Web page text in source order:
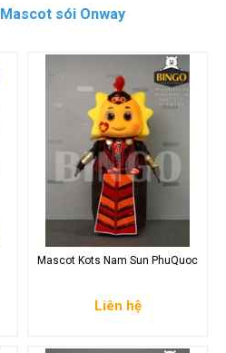
Mascot sói Onway
Mascot Kots Nam Sun PhuQuoc
Liên hệ